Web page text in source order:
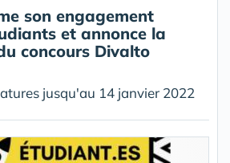
son engagement
et annonce la
concours Divalto
jusqu'au 14 janvier 2022